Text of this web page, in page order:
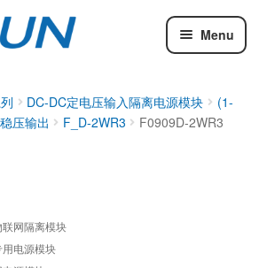
Menu
DC-DC定电压输入隔离电源模块
(1-
压输出
F_D-2WR3 F0909D-2WR3
网隔离模块
电源模块